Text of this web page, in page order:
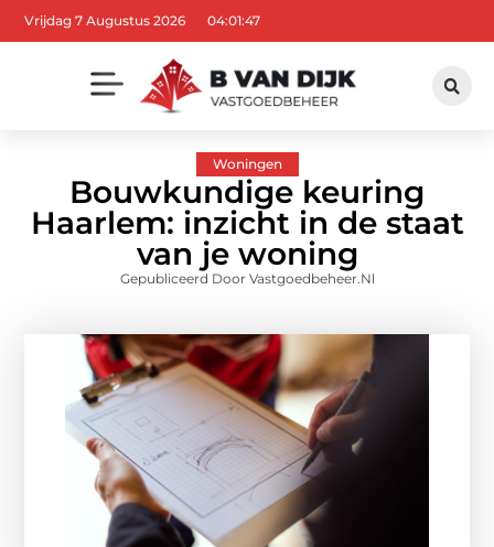
Vrijdag 7 Augustus 2026 04:01:48
Woningen
Bouwkundige keuring
Haarlem: inzicht in de staat
van je woning
Gepubliceerd Door Vastgoedbeheer.nl